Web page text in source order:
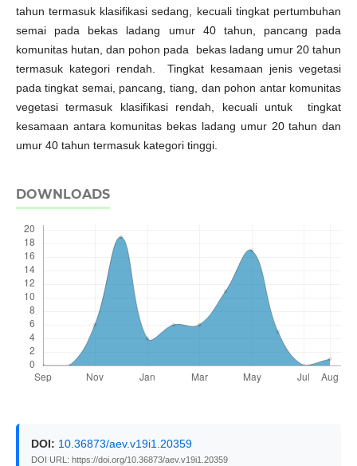
tahun termasuk klasifikasi sedang, kecuali tingkat pertumbuhan
semai pada bekas ladang umur 40 tahun, pancang pada
komunitas hutan, dan pohon pada bekas ladang umur 20 tahun
termasuk kategori rendah. Tingkat kesamaan jenis vegetasi
pada tingkat semai, pancang, tiang, dan pohon antar komunitas
vegetasi termasuk klasifikasi rendah, kecuali untuk tingkat
kesamaan antara komunitas bekas ladang umur 20 tahun dan
umur 40 tahun termasuk kategori tinggi.
DOWNLOADS
DOI: 10.36873/aev.v19i1.20359
DOI URL: https://doi.org/10.36873/aev.v19i1.20359